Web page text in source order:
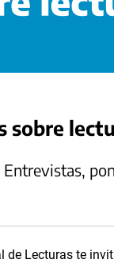
sobre
Entrevistas,
de Lecturas te